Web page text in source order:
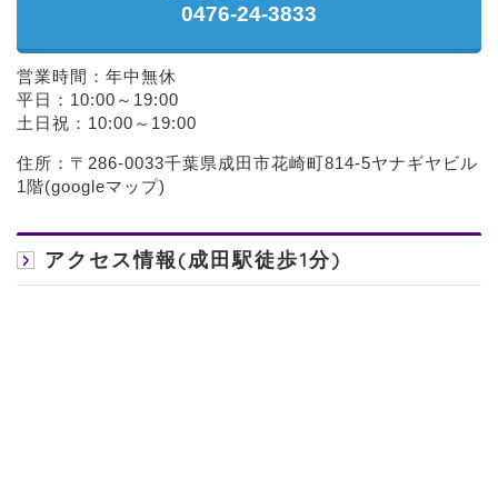
0476-24-3833
営業時間：年中無休
平日：10:00～19:00
土日祝：10:00～19:00
住所：〒286-0033千葉県成田市花崎町814-5ヤナギヤビル
1階(googleマップ)
アクセス情報(成田駅徒歩1分)